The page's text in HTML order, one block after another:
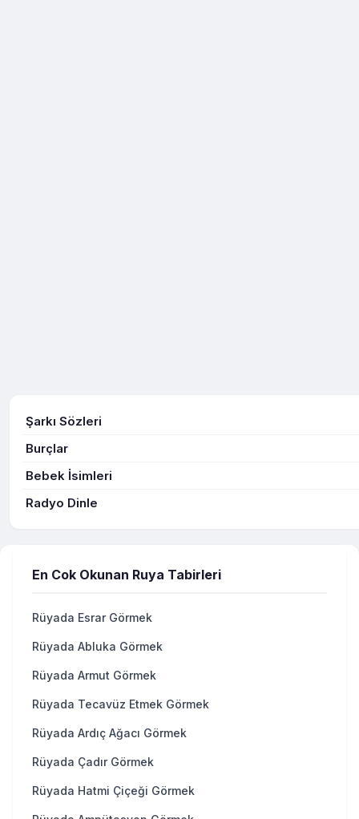
Şarkı Sözleri
Burçlar
Bebek İsimleri
Radyo Dinle
En Cok Okunan Ruya Tabirleri
Rüyada Esrar Görmek
Rüyada Abluka Görmek
Rüyada Armut Görmek
Rüyada Tecavüz Etmek Görmek
Rüyada Ardıç Ağacı Görmek
Rüyada Çadır Görmek
Rüyada Hatmi Çiçeği Görmek